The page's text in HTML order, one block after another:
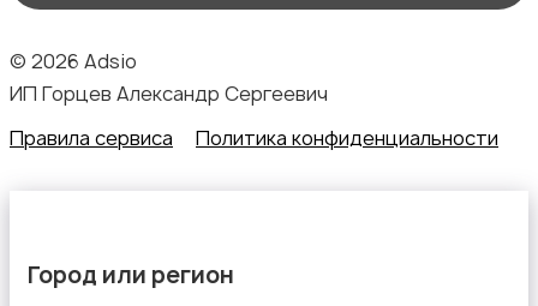
© 2026 Adsio
ИП Горцев Александр Сергеевич
Правила сервиса
Политика конфиденциальности
Город или регион